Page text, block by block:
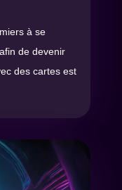
à se
de devenir
des cartes est